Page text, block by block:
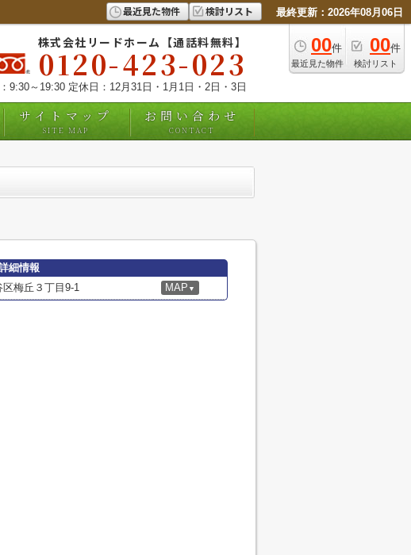
最近見た物件 検討リスト 最終更新：2026年08月06日
00件
最近見た物件
00件
検討リスト
株式会社リードホーム【通話料無料】
0120-423-023
9:30～19:30 定休日：12月31日・1月1日・2日・3日
サイトマップ
SITE MAP
お問い合わせ
CONTACT
細情報
梅丘３丁目9-1 MAP ▼